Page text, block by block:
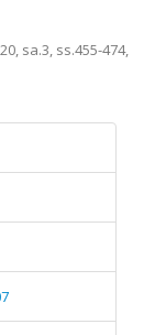
sa.3, ss.455-474,